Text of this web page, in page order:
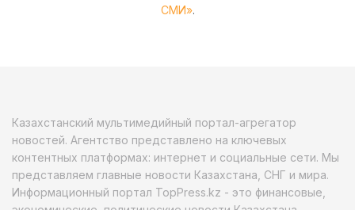
СМИ».
Казахстанский мультимедийный портал-агрегатор
новостей. Агентство представлено на ключевых
контентных платформах: интернет и социальные сети. Мы
представляем главные новости Казахстана, СНГ и мира.
Информационный портал TopPress.kz - это финансовые,